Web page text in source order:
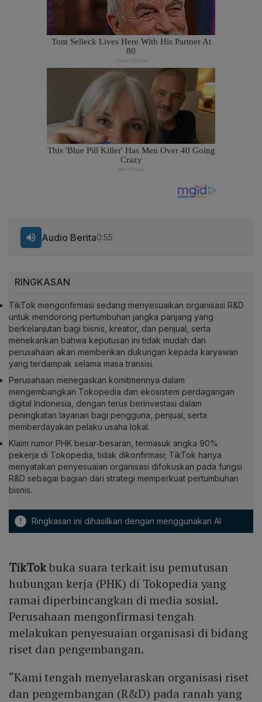
RINGKASAN
TikTok mengonfirmasi sedang menyesuaikan organisasi R&D
untuk mendorong pertumbuhan jangka panjang yang
berkelanjutan bagi bisnis, kreator, dan penjual, serta
menekankan bahwa keputusan ini tidak mudah dan
perusahaan akan memberikan dukungan kepada karyawan
yang terdampak selama masa transisi.
Perusahaan menegaskan komitmennya dalam
mengembangkan Tokopedia dan ekosistem perdagangan
digital Indonesia, dengan terus berinvestasi dalam
peningkatan layanan bagi pengguna, penjual, serta
memberdayakan pelaku usaha lokal.
Klaim rumor PHK besar‑besaran, termasuk angka 90%
pekerja di Tokopedia, tidak dikonfirmasi; TikTok hanya
menyatakan penyesuaian organisasi difokuskan pada fungsi
R&D sebagai bagian dari strategi memperkuat pertumbuhan
bisnis.
! Ringkasan ini dihasilkan dengan menggunakan AI
Audio Berita0:55
TikTokbuka suara terkait isu pemutusan
hubungan kerja (PHK) di Tokopedia yang
ramai diperbincangkan di media sosial.
Perusahaan mengonfirmasi tengah
melakukan penyesuaian organisasi di bidang
riset dan pengembangan.
“Kami tengah menyelaraskan organisasi riset
dan pengembangan (R&D) pada ranah yang